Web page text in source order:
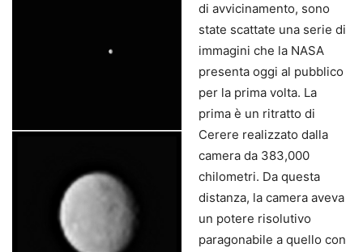
di avvicinamento, sono
state scattate una serie di
immagini che la NASA
presenta oggi al pubblico
per la prima volta. La
prima è un ritratto di
Cerere realizzato dalla
camera da 383,000
chilometri. Da questa
distanza, la camera aveva
un potere risolutivo
paragonabile a quello con